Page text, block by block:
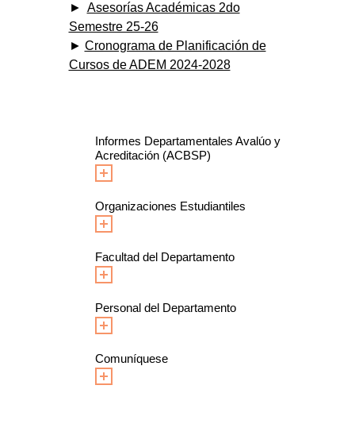
► Asesorías Académicas 2do
Semestre 25-26
► Cronograma de Planificación de
Cursos de ADEM 2024-2028
Informes Departamentales Avalúo y
Acreditación (ACBSP)
Organizaciones Estudiantiles
Facultad del Departamento
Personal del Departamento
Comuníquese